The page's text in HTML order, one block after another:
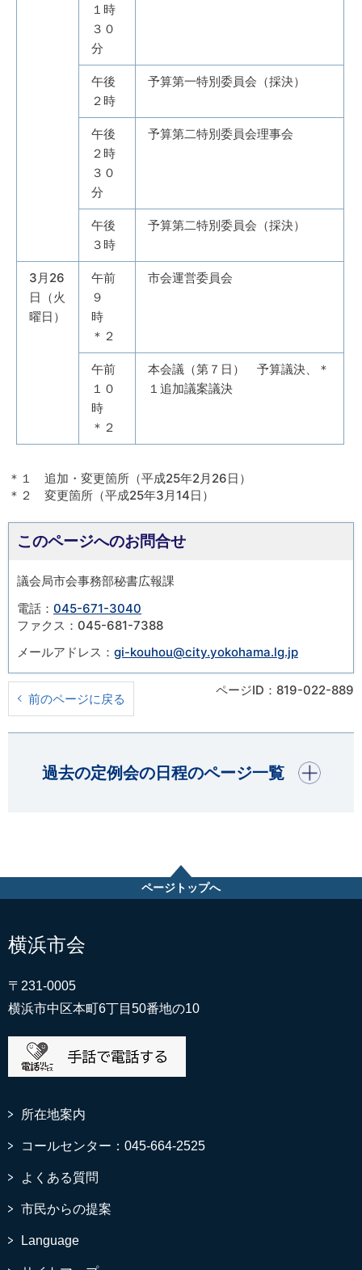
１時
３０
分
午後
２時
予算第一特別委員会（採決）
午後
２時
３０
分
予算第二特別委員会理事会
午後
３時
予算第二特別委員会（採決）
3月26
日（火
曜日）
午前
９
時
＊２
市会運営委員会
午前
１０
時
＊２
本会議（第７日） 予算議決、＊
１追加議案議決
＊１ 追加・変更箇所（平成25年2月26日）
＊２ 変更箇所（平成25年3月14日）
このページへのお問合せ
議会局市会事務部秘書広報課
電話： 045-671-3040
ファクス：045-681-7388
メールアドレス： gi-kouhou@city.yokohama.lg.jp
前のページに戻る
ページID：819-022-889
過去の定例会の日程のページ一覧
開く
ページトップへ
横浜市会
〒231-0005
横浜市中区本町6丁目50番地の10
所在地案内
コールセンター：045-664-2525
よくある質問
市民からの提案
Language